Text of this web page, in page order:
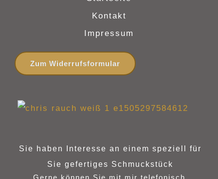
Sie haben Interesse an einem speziell für
Sie gefertiges Schmuckstück
Gerne können Sie mit mir telefonisch
Kontakt
Impressum
Zum Widerrufsformular